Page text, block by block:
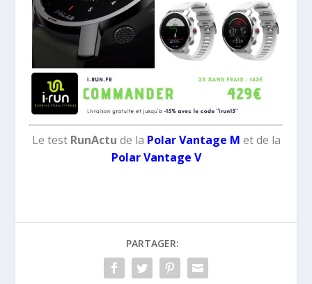
Le test RunActu de la Polar Vantage M et de la
Polar Vantage V
PARTAGER: